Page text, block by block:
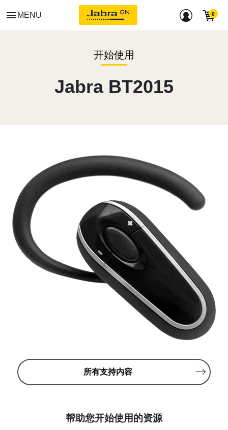
menu MENU
开始使用
Jabra BT2015
所有支持内容
帮助您开始使用的资源